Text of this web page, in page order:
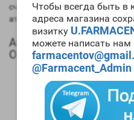
Чтобы всегда быть в
адреса магазина
визитку
можете написать нам
@Farmacent_Admin
считать недостатком этого
атлетовцена Decanoate PH
Анаболический
Olymp
Анаболическая
сравнении мужским
Андрогенная
мужским гормоном;